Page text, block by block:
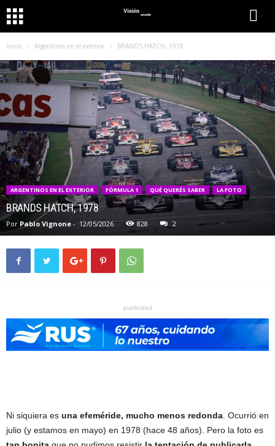
Inicio Argentinos en el exterior BRANDS HATCH, 1978
ARGENTINOS EN EL EXTERIOR FÓRMULA 1 QUÉ QUERÉS SABER LA FOTO
BRANDS HATCH, 1978
Por Pablo Vignone - 12/05/2026 828 2
publicidad
Ni siquiera es una efeméride, mucho menos redonda . Ocurrió en
julio (y estamos en mayo) en 1978 (hace 48 años). Pero la foto es